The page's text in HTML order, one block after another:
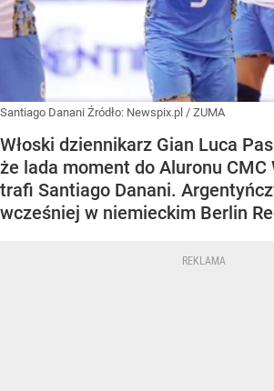
Santiago Danani Źródło: Newspix.pl / ZUMA
Włoski dziennikarz Gian Luca
że lada moment do Aluronu
trafi Santiago Danani.
wcześniej w niemieckim Berlin